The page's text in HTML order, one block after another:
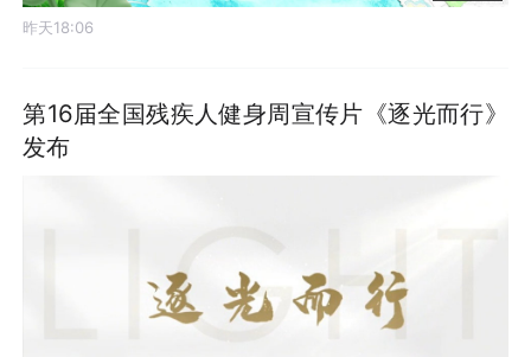
昨天18:06
第16届全国残疾人健身周宣传片《逐光而行》
发布